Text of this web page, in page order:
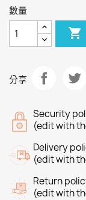
數量

分享
Security
(edit with
Delivery
(edit with
Return
(edit with